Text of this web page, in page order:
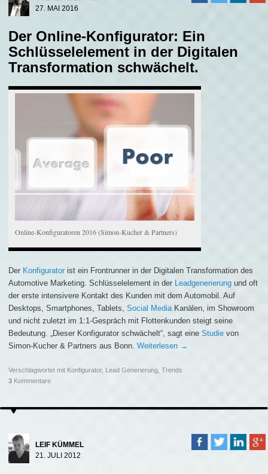
27. MAI 2016
Der Online-Konfigurator: Ein
Schlüsselelement in der Digitalen
Transformation schwächelt.
Online-Konfiguratoren 2016 (Simon-Kucher & Partners)
Der Konfigurator ist ein Frontrunner in der Digitalen Transformation des
Automotive Marketing. Schlüsselelement in der Leadgenerierung und oft
der erste intensivere Kontakt des Kunden mit dem Automobil. Auf
Desktops, Smartphones, Tablets, Social Media Kanälen, im Showroom
und nicht zuletzt im 1:1-Gespräch mit Flottenkunden steigt seine
Bedeutung. „Dieser Konfigurator schwächelt“, sagt eine Studie von
Simon-Kucher & Partners aus Bonn. Weiterlesen →
Verschlagwortet mit Konfigurator, Lead Generierung Trends
3 Kommentare
LEIF KÜMMEL
21. JULI 2012